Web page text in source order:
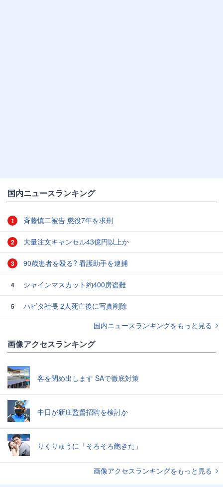
国内ニュースランキング
1 斉藤慎二被告 懲役7年を求刑
2 大量注文キャンセル43億円以上か
3 90歳患者を殴る? 看護助手を逮捕
4 シャインマスカット約400房盗難
5
ハビタ社長 2人死亡後に写真削除
国内ニュースランキングをもっと見る
画像アクセスランキング
客を閉め出します SAで徹底対策
中日が新庄監督招聘を検討か
りくりゅうに「そろそろ飽きた」
画像アクセスランキングをもっと見る